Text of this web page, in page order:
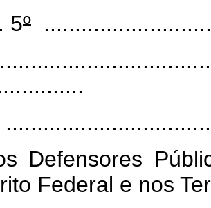
5º
Defensores
Federal e nos